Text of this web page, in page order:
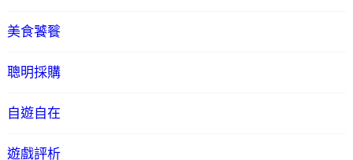
美食饕餮
聰明採購
自遊自在
遊戲評析